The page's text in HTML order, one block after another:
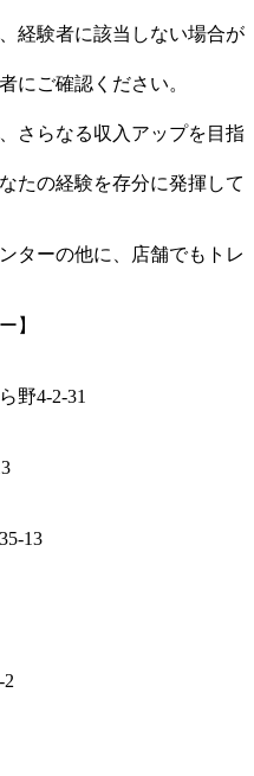
経験者に該当しない場合が
にご確認ください。
さらなる収入アップを目指
たの経験を存分に発揮して
ターの他に、店舗でもトレ
】
野4-2-31
13